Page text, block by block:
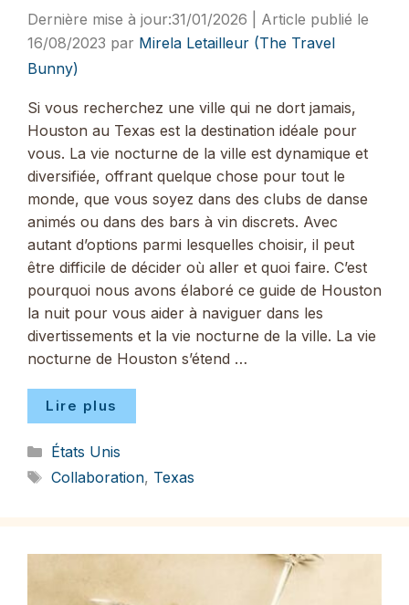
31/01/2026
16/08/2023 par Mirela Letailleur (The Travel
Bunny)
Si vous recherchez une ville qui ne dort jamais,
Houston au Texas est la destination idéale pour
vous. La vie nocturne de la ville est dynamique et
diversifiée, offrant quelque chose pour tout le
monde, que vous soyez dans des clubs de danse
animés ou dans des bars à vin discrets. Avec
autant d’options parmi lesquelles choisir, il peut
être difficile de décider où aller et quoi faire. C’est
pourquoi nous avons élaboré ce guide de Houston
la nuit pour vous aider à naviguer dans les
divertissements et la vie nocturne de la ville. La vie
nocturne de Houston s’étend …
Lire plus
Catégories
États Unis
Étiquettes
Collaboration, Texas